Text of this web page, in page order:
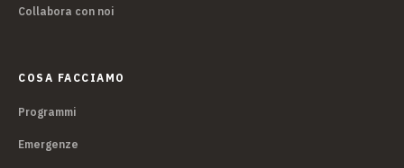
Collabora con noi
COSA FACCIAMO
Programmi
Emergenze